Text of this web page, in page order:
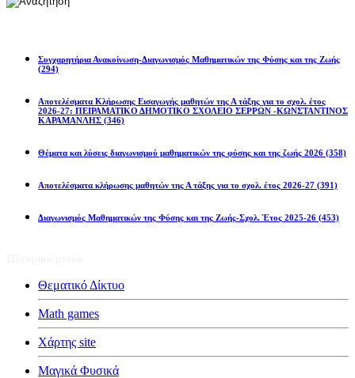
Συγχαρητήρια Ανακοίνωση-Διαγωνισμός Μαθηματικών της Φύσης και της Ζωής
(294)
Αποτελέσματα Κλήρωσης Εισαγωγής μαθητών της Α τάξης για το σχολ. έτος
2026-27: ΠΕΙΡΑΜΑΤΙΚΟ ΔΗΜΟΤΙΚΟ ΣΧΟΛΕΙΟ ΣΕΡΡΩΝ -ΚΩΝΣΤΑΝΤΙΝΟΣ
ΚΑΡΑΜΑΝΛΗΣ (346)
Θέματα και λύσεις διαγωνισμού μαθηματικών της φύσης και της ζωής 2026 (358)
Αποτελέσματα κλήρωσης μαθητών της Α τάξης για το σχολ. έτος 2026-27 (391)
Διαγωνισμός Μαθηματικών της Φύσης και της Ζωής-Σχολ. Έτος 2025-26 (453)
Θεματικό Δίκτυο
Math games
Χάρτης site
Μαγικά Φυσικά